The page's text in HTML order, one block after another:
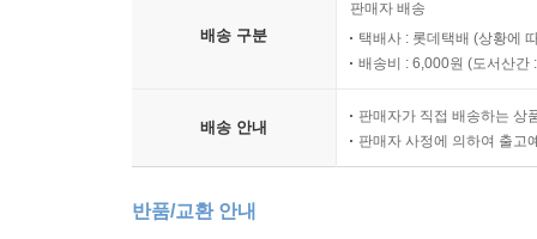
- 실록이 인정한 조선 최고의 미녀, 장희빈
병약한 호랑이. 장희빈의 아들로 태어난 비운의 임
성계의 후손들’만이 계승할 수 있었으니까요. 결
만나면 외척들이 판을 치는 세상에서 일생이 고
있는 소중한 투표권이 있습니다. 그렇다면 어떻
야 가능한 일일 겁니다. 우리 손으로 직접 세종을
나아가, 이 책의 백미는 기존의 역사책이 가진
인간적인 삶이 낱낱이 드러난 모습들은 교과서에
학생부터 성인까지 모두에게,
최근 역사에 대한 콘텐츠가 다시 쏟아져 나오
배송 구분
판매자 배송
택배사 : 롯데택배 (상황에
배송비 : 6,000원 (도서산간
배송 안내
판매자가 직접 배송하는 상
판매자 사정에 의하여 출고
반품/교환 안내